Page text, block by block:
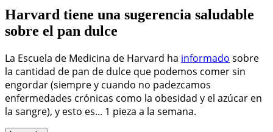
Harvard tiene una sugerencia saludable
sobre el pan dulce
La Escuela de Medicina de Harvard ha informado sobre
la cantidad de pan de dulce que podemos comer sin
engordar (siempre y cuando no padezcamos
enfermedades crónicas como la obesidad y el azúcar en
la sangre), y esto es... 1 pieza a la semana.